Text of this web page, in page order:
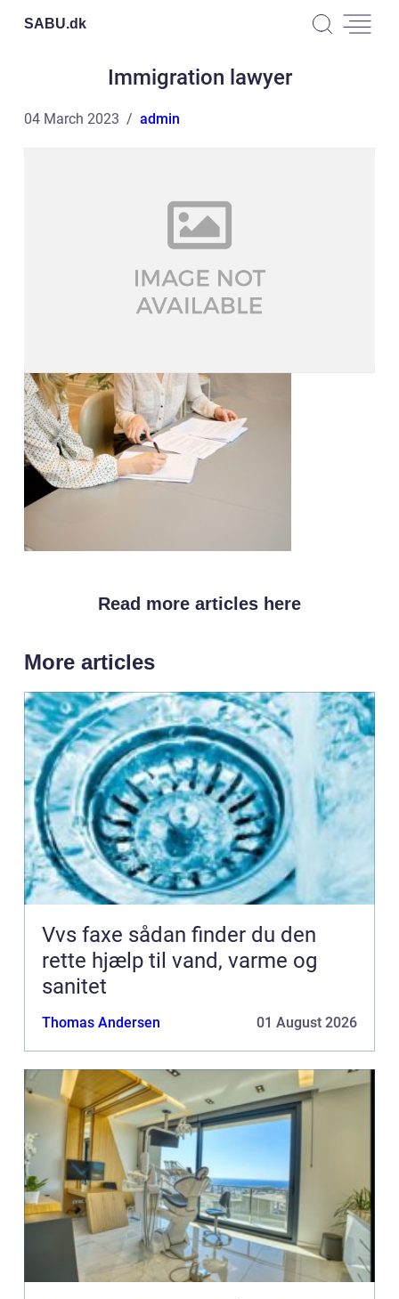
SABU.dk
Immigration lawyer
04 March 2023 admin
Read more articles here
More articles
Vvs faxe sådan finder du den
rette hjælp til vand, varme og
sanitet
Thomas Andersen 01 August 2026